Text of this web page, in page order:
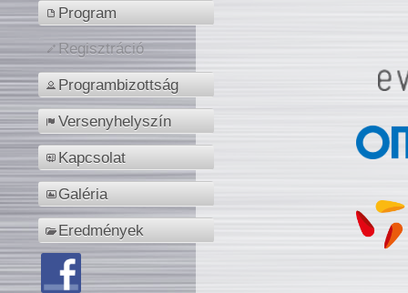
Program
Regisztráció
Programbizottság
Versenyhelyszín
Kapcsolat
Galéria
Eredmények